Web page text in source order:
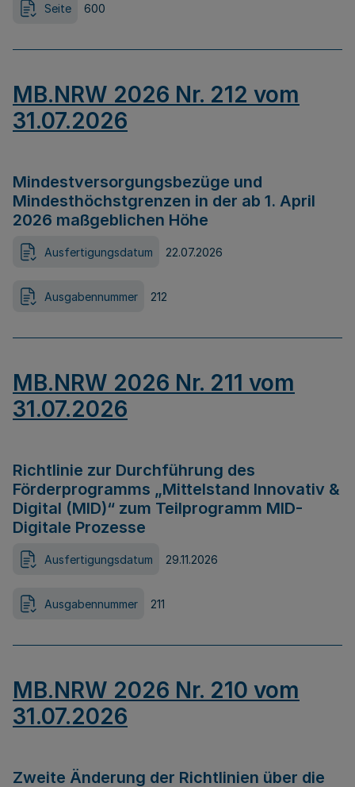
Seite 600
MB.NRW 2026 Nr. 212 vom
31.07.2026
Mindestversorgungsbezüge und
Mindesthöchstgrenzen in der ab 1. April
2026 maßgeblichen Höhe
Ausfertigungsdatum 22.07.2026
Ausgabennummer 212
MB.NRW 2026 Nr. 211 vom
31.07.2026
Richtlinie zur Durchführung des
Förderprogramms „Mittelstand Innovativ &
Digital (MID)“ zum Teilprogramm MID-
Digitale Prozesse
Ausfertigungsdatum 29.11.2026
Ausgabennummer 211
MB.NRW 2026 Nr. 210 vom
31.07.2026
Zweite Änderung der Richtlinien über die